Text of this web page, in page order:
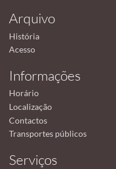
Arquivo
História
Acesso
Informações
Horário
Localização
Contactos
Transportes públicos
Serviços